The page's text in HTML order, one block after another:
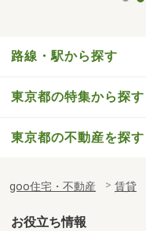
路線・駅から探す
東京都の特集から探す
東京都の不動産を探す
goo住宅・不動産 賃貸
お役立ち情報